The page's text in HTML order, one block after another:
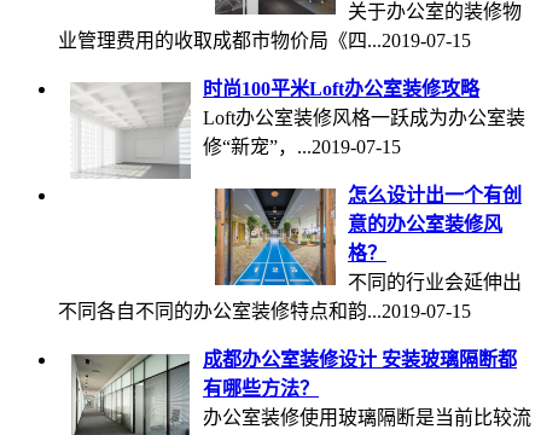
关于办公室的装修物
业管理费用的收取成都市物价局《四...2019-07-15
时尚100平米Loft办公室装修攻略
Loft办公室装修风格一跃成为办公室装
修“新宠”，...2019-07-15
怎么设计出一个有创
意的办公室装修风
格？
不同的行业会延伸出
不同各自不同的办公室装修特点和韵...2019-07-15
成都办公室装修设计 安装玻璃隔断都
有哪些方法？
办公室装修使用玻璃隔断是当前比较流